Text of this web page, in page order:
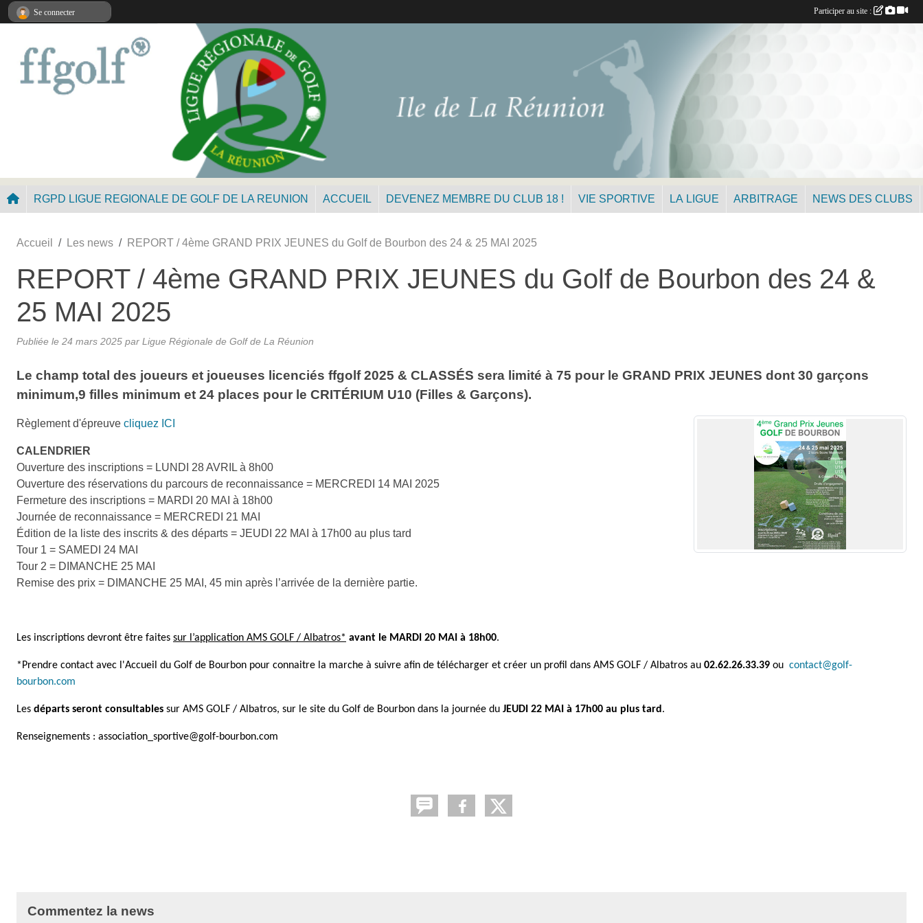
RGPD LIGUE REGIONALE DE GOLF DE LA REUNION ACCUEIL DEVENEZ MEMBRE DU CLUB 18 ! VIE SPORTIVE LA LIGUE ARBITRAGE NEWS DES CLUBS
Accueil Les news REPORT / 4ème GRAND PRIX JEUNES du Golf de Bourbon des 24 & 25 MAI 2025
REPORT / 4ème GRAND PRIX JEUNES du Golf de Bourbon des 24 &
25 MAI 2025
Publiée le 24 mars 2025 par Ligue Régionale de Golf de La Réunion
Le champ total des joueurs et joueuses licenciés ffgolf 2025 & CLASSÉS sera limité à 75 pour le GRAND PRIX JEUNES dont 30 garçons
minimum,9 filles minimum et 24 places pour le CRITÉRIUM U10 (Filles & Garçons).
Règlement d'épreuve cliquez ICI
CALENDRIER
Ouverture des inscriptions = LUNDI 28 AVRIL à 8h00
Ouverture des réservations du parcours de reconnaissance = MERCREDI 14 MAI 2025
Fermeture des inscriptions = MARDI 20 MAI à 18h00
Journée de reconnaissance = MERCREDI 21 MAI
Édition de la liste des inscrits & des départs = JEUDI 22 MAI à 17h00 au plus tard
Tour 1 = SAMEDI 24 MAI
Tour 2 = DIMANCHE 25 MAI
Remise des prix = DIMANCHE 25 MAI, 45 min après l’arrivée de la dernière partie.
Les inscriptions devront être faites sur l’application AMS GOLF / Albatros* avant le MARDI 20 MAI à 18h00.
*Prendre contact avec l'Accueil du Golf de Bourbon pour connaitre la marche à suivre afin de télécharger et créer un profil dans AMS GOLF / Albatros au 02.62.26.33.39 ou contact@golf-
bourbon.com
Les départs seront consultables sur AMS GOLF / Albatros, sur le site du Golf de Bourbon dans la journée du JEUDI 22 MAI à 17h00 au plus tard .
Renseignements : association_sportive@golf-bourbon.com
Commentez la news
Se connecter Participer au site :
Panneau de gestion des cookies